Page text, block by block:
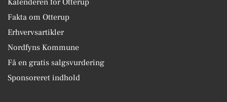
Kalenderen for Otterup
Fakta om Otterup
Erhvervsartikler
Nordfyns Kommune
Få en gratis salgsvurdering
Sponsoreret indhold